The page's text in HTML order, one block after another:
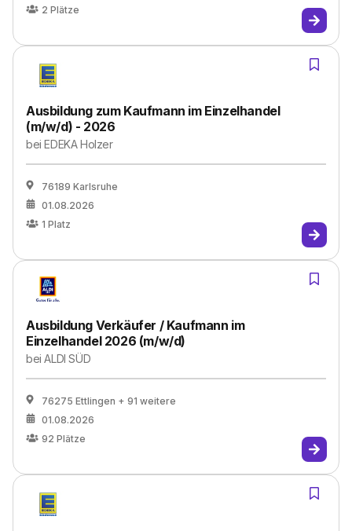
2 Plätze
Ausbildung zum Kaufmann im Einzelhandel
(m/w/d) - 2026
beiEDEKA Holzer
76189 Karlsruhe
01.08.2026
1 Platz
Ausbildung Verkäufer / Kaufmann im
Einzelhandel 2026 (m/w/d)
beiALDI SÜD
76275 Ettlingen + 91 weitere
01.08.2026
92 Plätze